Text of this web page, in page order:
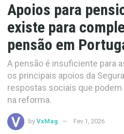
Apoios para
existe para
pensão em
A pensão é insuficiente para
os principais apoios da
respostas sociais que
na reforma.
by VxMag Fev 1, 2026